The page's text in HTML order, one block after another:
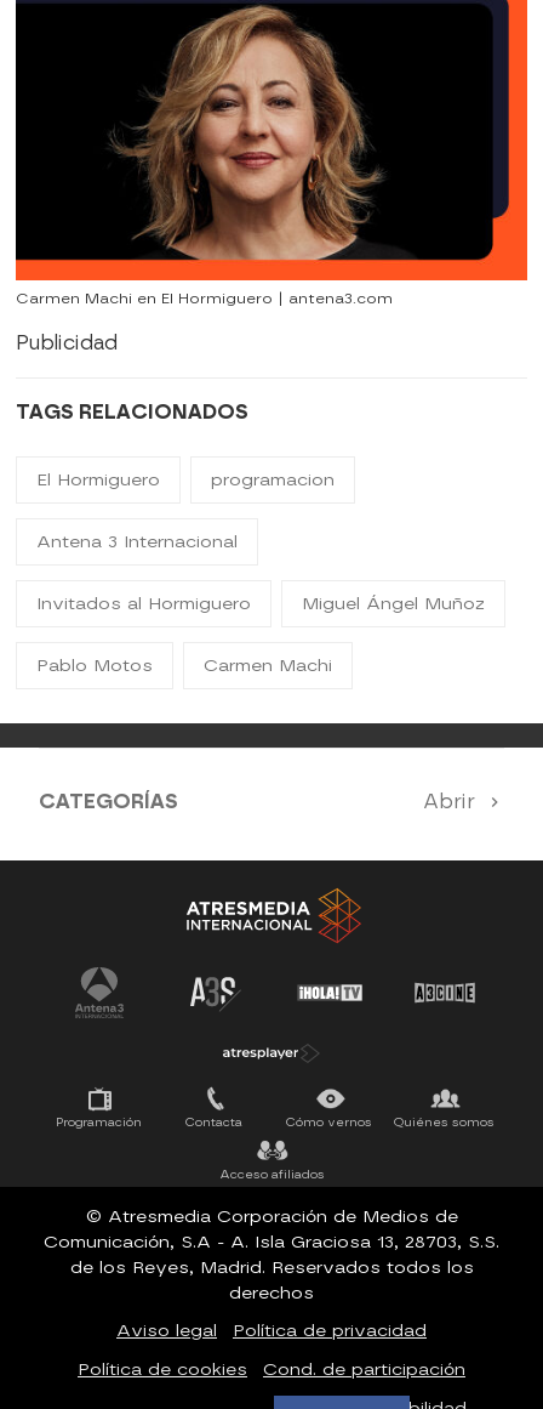
Carmen Machi en El Hormiguero | antena3.com
Publicidad
TAGS RELACIONADOS
El Hormiguero programacion
Antena 3 Internacional
Invitados al Hormiguero Miguel Ángel Muñoz
Pablo Motos Carmen Machi
CATEGORÍAS Abrir
Antena 3 Noticias El Hormiguero
Tu cara me suena Pasapalabra
Programación Contacta Cómo vernos Quiénes somos
Acceso afiliados
© Atresmedia Corporación de Medios de
Comunicación, S.A - A. Isla Graciosa 13, 28703, S.S.
de los Reyes, Madrid. Reservados todos los
derechos
Aviso legal
Política de privacidad
Política de cookies
Cond. de participación